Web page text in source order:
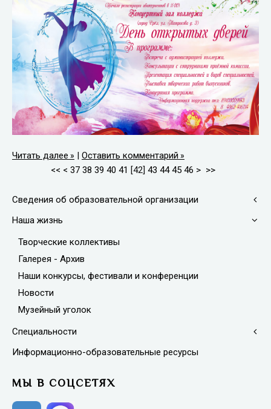
Читать далее | Оставить комментарий
<< < 37 38 39 40 41 [42] 43 44 45 46 > >>
Сведения об образовательной организации
Наша жизнь
Творческие коллективы
Галерея - Архив
Наши конкурсы, фестивали и конференции
Новости
Музейный уголок
Специальности
Информационно-образовательные ресурсы
МЫ В СОЦСЕТЯХ